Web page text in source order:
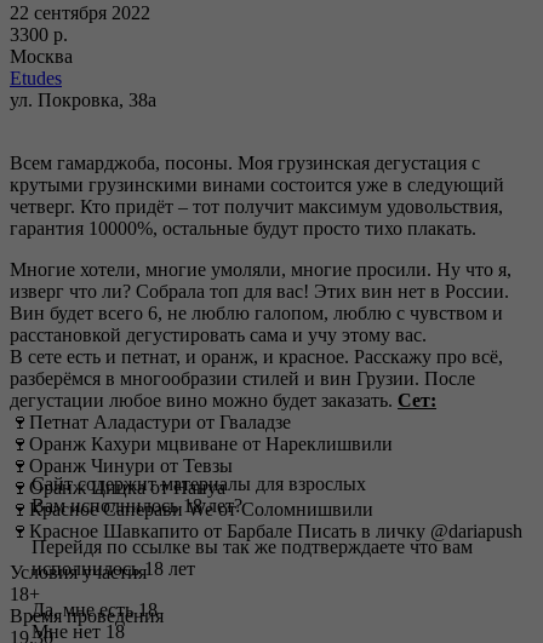
22 сентября 2022
3300 р.
Москва
Etudes
ул. Покровка, 38а
Всем гамарджоба, посоны. Моя грузинская дегустация с
крутыми грузинскими винами состоится уже в следующий
четверг. Кто придёт – тот получит максимум удовольствия,
гарантия 10000%, остальные будут просто тихо плакать.
Многие хотели, многие умоляли, многие просили. Ну что я,
изверг что ли? Собрала топ для вас! Этих вин нет в России.
Вин будет всего 6, не люблю галопом, люблю с чувством и
расстановкой дегустировать сама и учу этому вас.
В сете есть и петнат, и оранж, и красное. Расскажу про всё,
разберёмся в многообразии стилей и вин Грузии. После
дегустации любое вино можно будет заказать. Сет:
🍷Петнат Аладастури от Гваладзе
🍷Оранж Кахури мцвиване от Нареклишвили
🍷Оранж Чинури от Тевзы
🍷Оранж Цицка от Нануа
🍷Красное Саперави We от Соломнишвили
🍷Красное Шавкапито от Барбале Писать в личку @dariapush
Условия участия
18+
Время проведения
19.30
Сайт содержит материалы для взрослых
Вам исполнилось 18 лет?
Перейдя по ссылке вы так же подтверждаете что вам
исполнилось 18 лет
Да, мне есть 18
Мне нет 18